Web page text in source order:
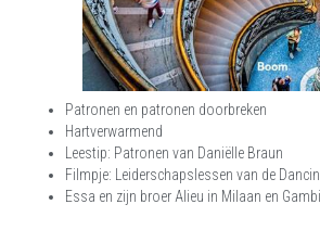
Patronen en patronen doorbreken
Hartverwarmend
Leestip: Patronen van Daniëlle Braun
Filmpje: Leiderschapslessen van de
Essa en zijn broer Alieu in Milaan en